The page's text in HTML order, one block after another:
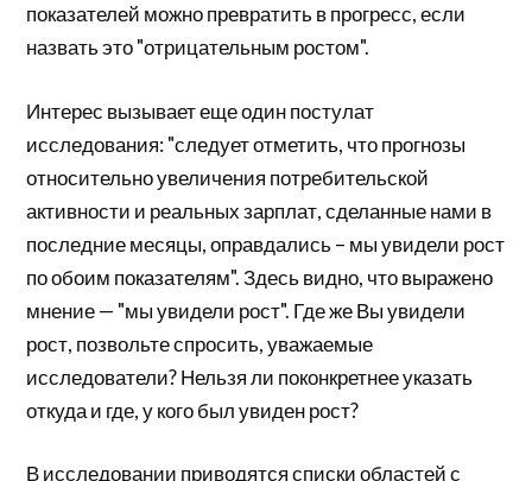
показателей можно превратить в прогресс, если
назвать это "отрицательным ростом".
Интерес вызывает еще один постулат
исследования: "следует отметить, что прогнозы
относительно увеличения потребительской
активности и реальных зарплат, сделанные нами в
последние месяцы, оправдались – мы увидели рост
по обоим показателям". Здесь видно, что выражено
мнение — "мы увидели рост". Где же Вы увидели
рост, позвольте спросить, уважаемые
исследователи? Нельзя ли поконкретнее указать
откуда и где, у кого был увиден рост?
В исследовании приводятся списки областей с